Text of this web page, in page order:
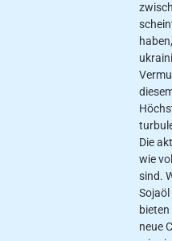
Die
wie
sind.
neue